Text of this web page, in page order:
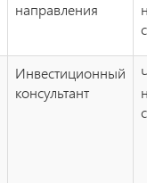
направления
Инвестиционный
консультант